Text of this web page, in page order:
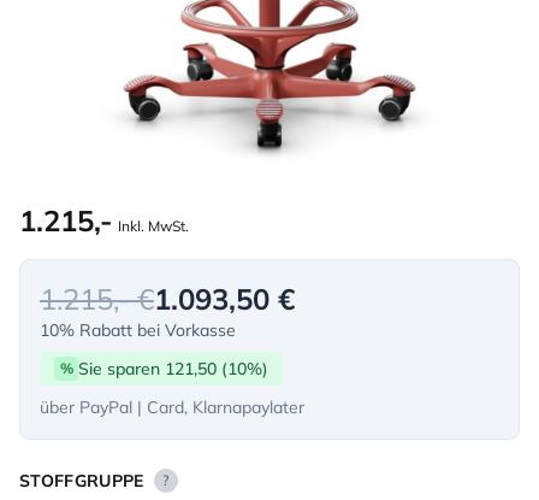
1.215,- Inkl. MwSt.
1.215,- €1.093,50 €
10% Rabatt bei Vorkasse
% Sie sparen 121,50 (10%)
über PayPal | Card, Klarnapaylater
STOFFGRUPPE ?